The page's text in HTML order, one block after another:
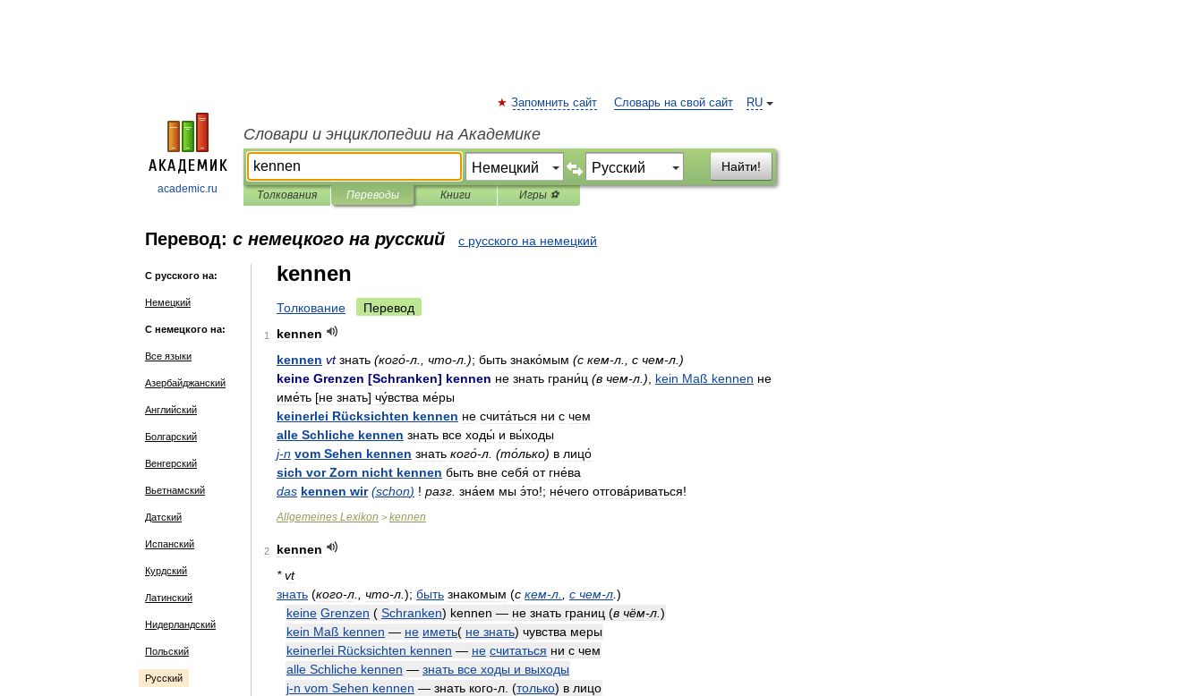
academic.ru
RU
Запомнить сайт Словарь на свой сайт
Словари и энциклопедии на Академике
Найти!
Толкования Переводы Книги Игры ⚽
Перевод: с немецкого на русский с русского на немецкий
С русского на:
Немецкий
С немецкого на:
Все языки
Азербайджанский
Английский
Болгарский
Венгерский
Вьетнамский
Датский
Испанский
Курдский
Латинский
Нидерландский
Польский
Русский
kennen
Толкование Перевод
1
kennen
kennen vt знать (кого́-л что-л .); быть знако́мым (с кем-л с чем-л .)
keine Grenzen [Schranken] kennen не знать грани́ц (в чем-л .) kein Maß kennen не
име́ть [не знать] чу́вства ме́ры
keinerlei Rücksichten kennen не счита́ться ни с чем
alle Schliche kennen знать все ходы́ и вы́ходы
j-n vom Sehen kennen знать кого́-л . (то́лько) в лицо́
sich vor Zorn nicht kennen быть вне себя́ от гне́ва
das kennen wir (schon) ! разг зна́ем мы э́то!; не́чего отгова́риваться!
Allgemeines Lexikon > kennen
2
kennen
*vt
знать (кого-л что-л ); быть знакомым (с кем-л с чем-л )
keine Grenzen ( Schranken) kennen — не знать границ (в чём-л )
kein Maß kennen — не иметь( не знать) чувства меры
keinerlei Rücksichten kennen — не считаться ни с чем
alle Schliche kennen — знать все ходы и выходы
j-n vom Sehen kennen — знать кого-л . (только) в лицо